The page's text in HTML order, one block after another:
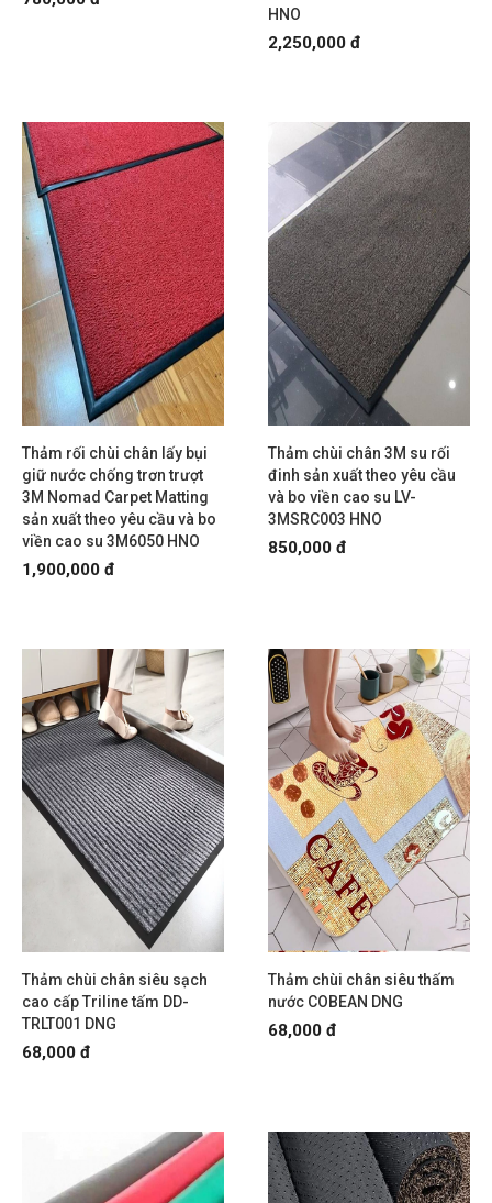
HNO
2,250,000 đ
Thảm rối chùi chân lấy bụi
giữ nước chống trơn trượt
3M Nomad Carpet Matting
sản xuất theo yêu cầu và bo
viền cao su 3M6050 HNO
1,900,000 đ
Thảm chùi chân 3M su rối
đinh sản xuất theo yêu cầu
và bo viền cao su LV-
3MSRC003 HNO
850,000 đ
Thảm chùi chân siêu sạch
cao cấp Triline tấm DD-
TRLT001 DNG
68,000 đ
Thảm chùi chân siêu thấm
nước COBEAN DNG
68,000 đ